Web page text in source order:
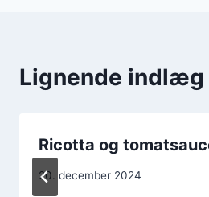
Lignende indlæg
Ricotta og
20. december 2024